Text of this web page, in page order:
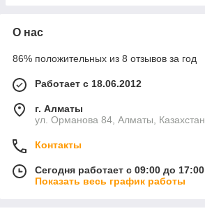
О нас
86% положительных из 8 отзывов за год
Работает с 18.06.2012
г. Алматы
ул. Орманова 84, Алматы, Казахстан
Контакты
Сегодня работает с 09:00 до 17:00
Показать весь график работы